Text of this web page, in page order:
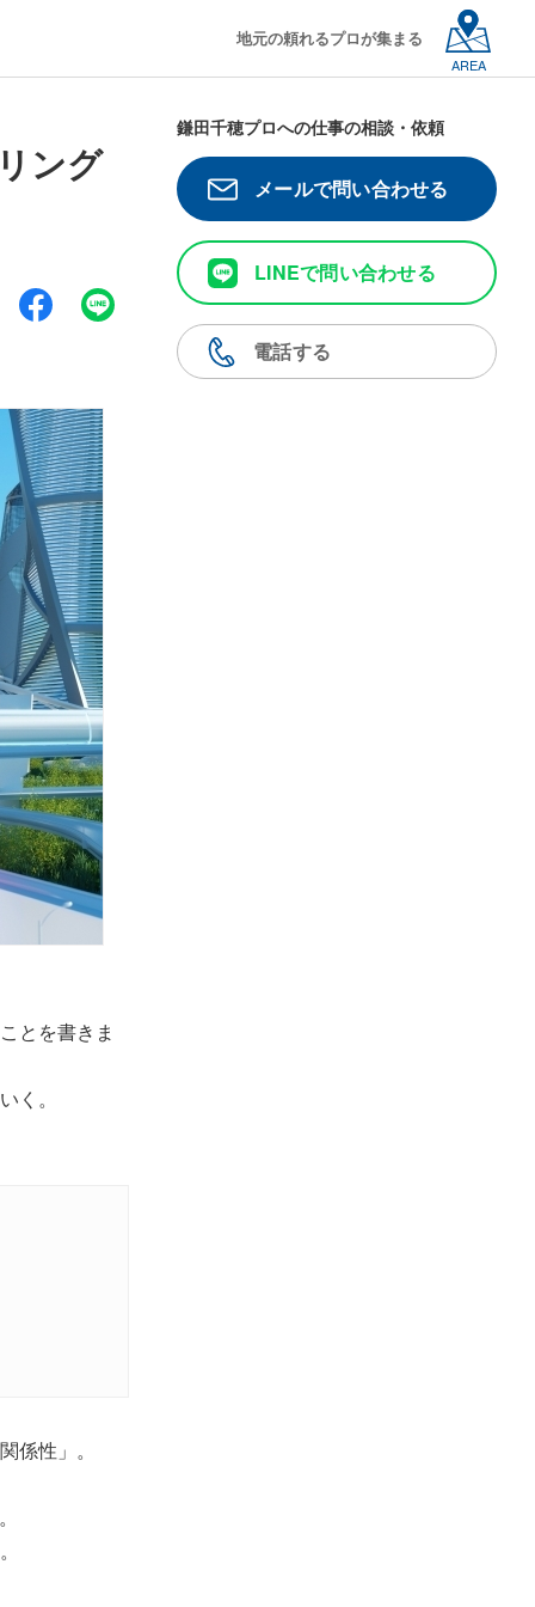
地元の頼れるプロが集まる
AREA
ング
とを書きま
く。
係性」。
鎌田千穂プロへの仕事の相談・依頼
メールで問い合わせる
LINEで問い合わせる
電話する